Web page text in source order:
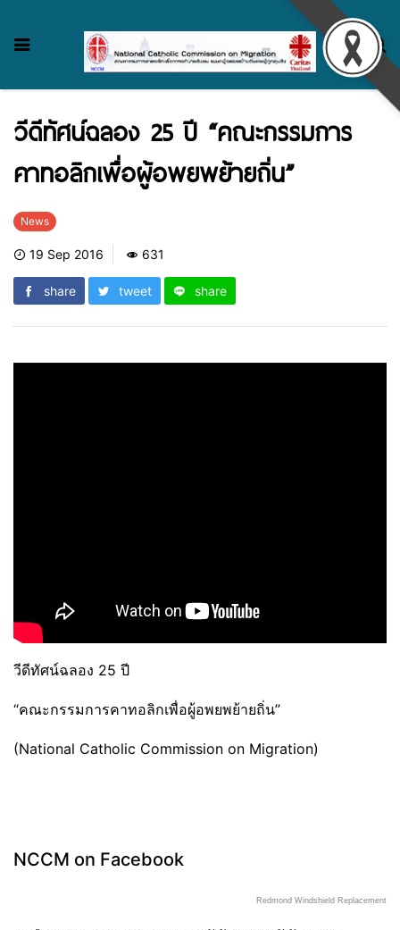
วีดีทัศน์ฉลอง 25 ปี “คณะกรรมการ
คาทอลิกเพื่อผู้อพยพย้ายถิ่น”
News
19 Sep 2016 631
share tweet share
วีดีทัศน์ฉลอง 25 ปี
“คณะกรรมการคาทอลิกเพื่อผู้อพยพย้ายถิ่น”
(National Catholic Commission on Migration)
NCCM on Facebook
Redmond Windshield Replacement